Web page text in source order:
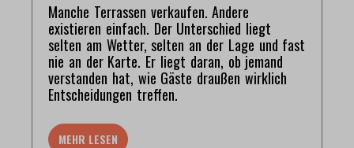
Manche Terrassen verkaufen. Andere
existieren einfach. Der Unterschied liegt
selten am Wetter, selten an der Lage und fast
nie an der Karte. Er liegt daran, ob jemand
verstanden hat, wie Gäste draußen wirklich
Entscheidungen treffen.
MEHR LESEN